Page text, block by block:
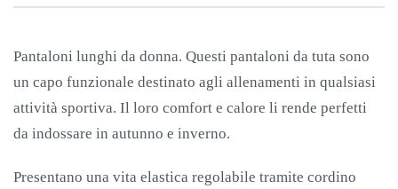
Pantaloni lunghi da donna. Questi pantaloni da tuta sono
un capo funzionale destinato agli allenamenti in qualsiasi
attività sportiva. Il loro comfort e calore li rende perfetti
da indossare in autunno e inverno.
Presentano una vita elastica regolabile tramite cordino